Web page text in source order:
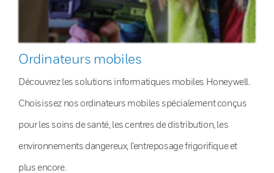
Ordinateurs mobiles
Découvrez les solutions informatiques mobiles Honeywell.
Choisissez nos ordinateurs mobiles spécialement conçus
pour les soins de santé, les centres de distribution, les
environnements dangereux, l’entreposage frigorifique et
plus encore.